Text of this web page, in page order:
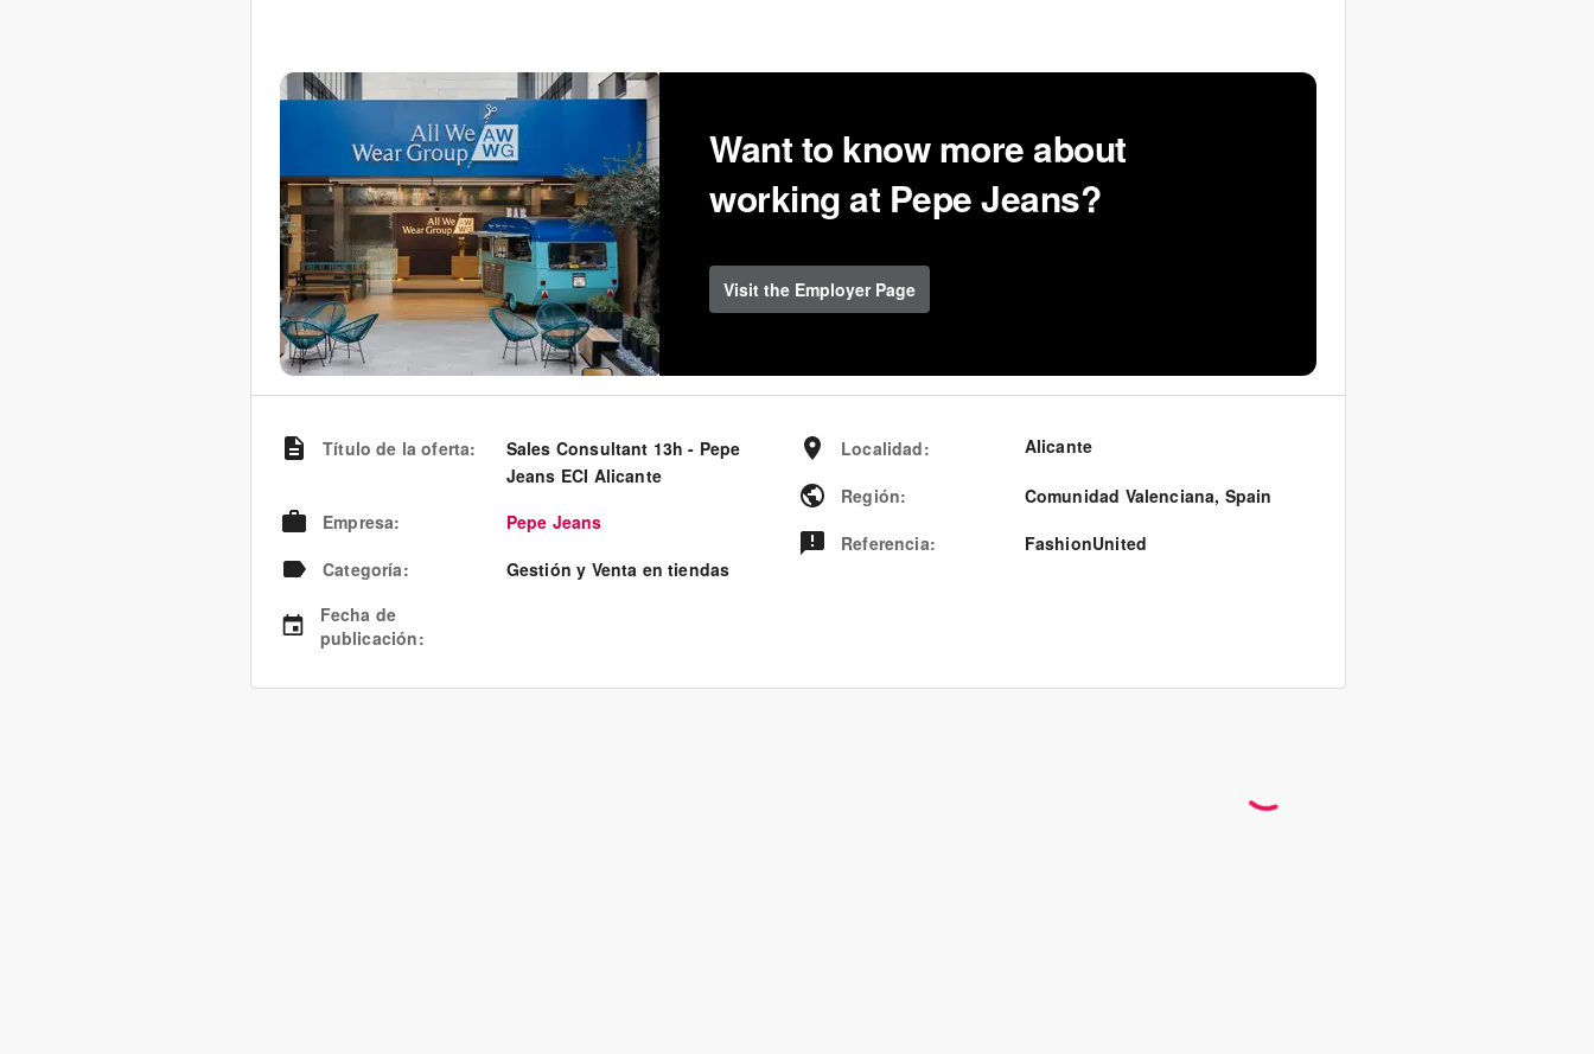
Want to know more about
working at Pepe Jeans?
Visit the Employer Page
Título de la oferta:
Sales Consultant 13h - Pepe
Jeans ECI Alicante
Empresa:
Pepe Jeans
Categoría:
Gestión y Venta en tiendas
Fecha de
publicación:
Localidad: Alicante
Región: Comunidad Valenciana, Spain
Referencia: FashionUnited